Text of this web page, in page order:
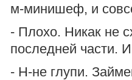
м-минишеф, и
- Плохо. Никак не
последней части.
- Н-не глупи.